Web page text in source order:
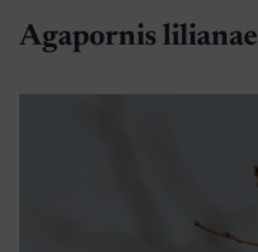
Agapornis lilianae